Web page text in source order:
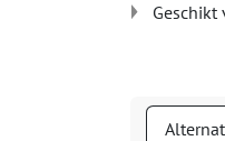
Geschikt